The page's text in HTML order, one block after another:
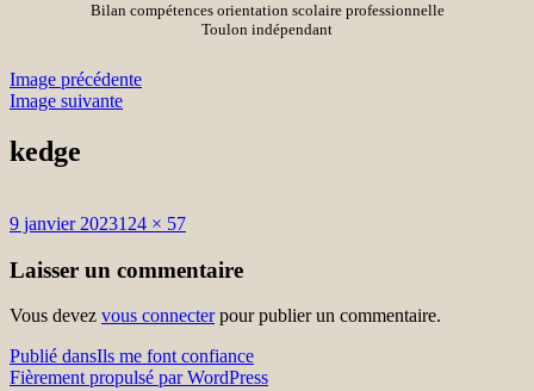
Bilan compétences orientation scolaire professionnelle
Toulon indépendant
Image précédente
Image suivante
kedge
Publié
9 janvier 2023Taille
124 × 57
Laisser un commentaire
Vous devez vous connecterpour publier un commentaire.
Navigation
Publié dansIls me font confiance
Fièrement propulsé par WordPress